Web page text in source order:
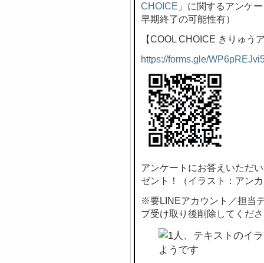
CHOICE 」に関するアンケ
早期終了の可能性有）
【COOL CHOICE きりゅう
https://forms.gle/
アンケートにお答えいただ
ゼント！（イラスト：アン
※要LINEアカウント／担当
プ受け取り後削除してくだ